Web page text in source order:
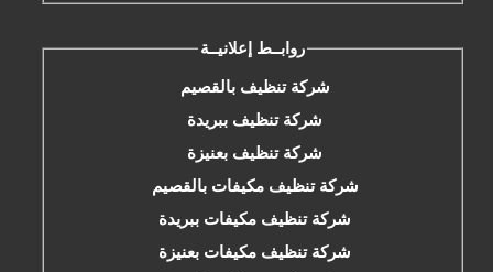
روابــط إعلانيــة
شركة تنظيف بالقصيم
شركة تنظيف ببريدة
شركة تنظيف بعنيزة
شركة تنظيف مكيفات بالقصيم
شركة تنظيف مكيفات ببريدة
شركة تنظيف مكيفات بعنيزة